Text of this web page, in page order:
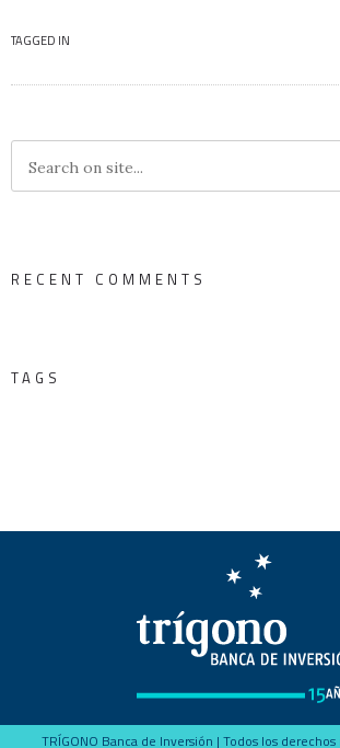
TAGGED IN
RECENT COMMENTS
TAGS
TRÍGONO Banca de Inversión | Todos los